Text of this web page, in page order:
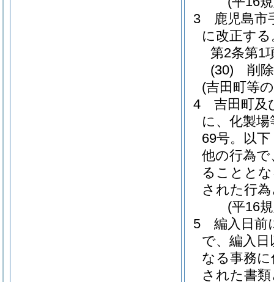
3
鹿児島市
に改正する
第2条第1
(30) 削除
(吉田町等
4
吉田町及
に、化製
69号。以
他の行為
ることと
された行
(平16
5
編入日前
で、編入
なる事務
された書